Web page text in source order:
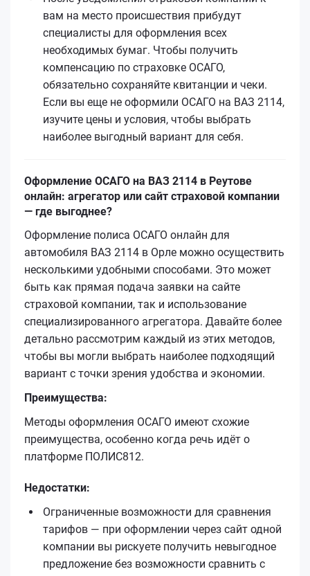
вам на место происшествия прибудут
специалисты для оформления всех
необходимых бумаг. Чтобы получить
компенсацию по страховке ОСАГО,
обязательно сохраняйте квитанции и чеки.
Если вы еще не оформили ОСАГО на ВАЗ 2114,
изучите цены и условия, чтобы выбрать
наиболее выгодный вариант для себя.
Оформление ОСАГО на ВАЗ 2114 в Реутове
онлайн: агрегатор или сайт страховой компании
— где выгоднее?
Оформление полиса ОСАГО онлайн для
автомобиля ВАЗ 2114 в Орле можно осуществить
несколькими удобными способами. Это может
быть как прямая подача заявки на сайте
страховой компании, так и использование
специализированного агрегатора. Давайте более
детально рассмотрим каждый из этих методов,
чтобы вы могли выбрать наиболее подходящий
вариант с точки зрения удобства и экономии.
Преимущества:
Методы оформления ОСАГО имеют схожие
преимущества, особенно когда речь идёт о
платформе ПОЛИС812.
Недостатки:
Ограниченные возможности для сравнения
тарифов — при оформлении через сайт одной
компании вы рискуете получить невыгодное
предложение без возможности сравнить с